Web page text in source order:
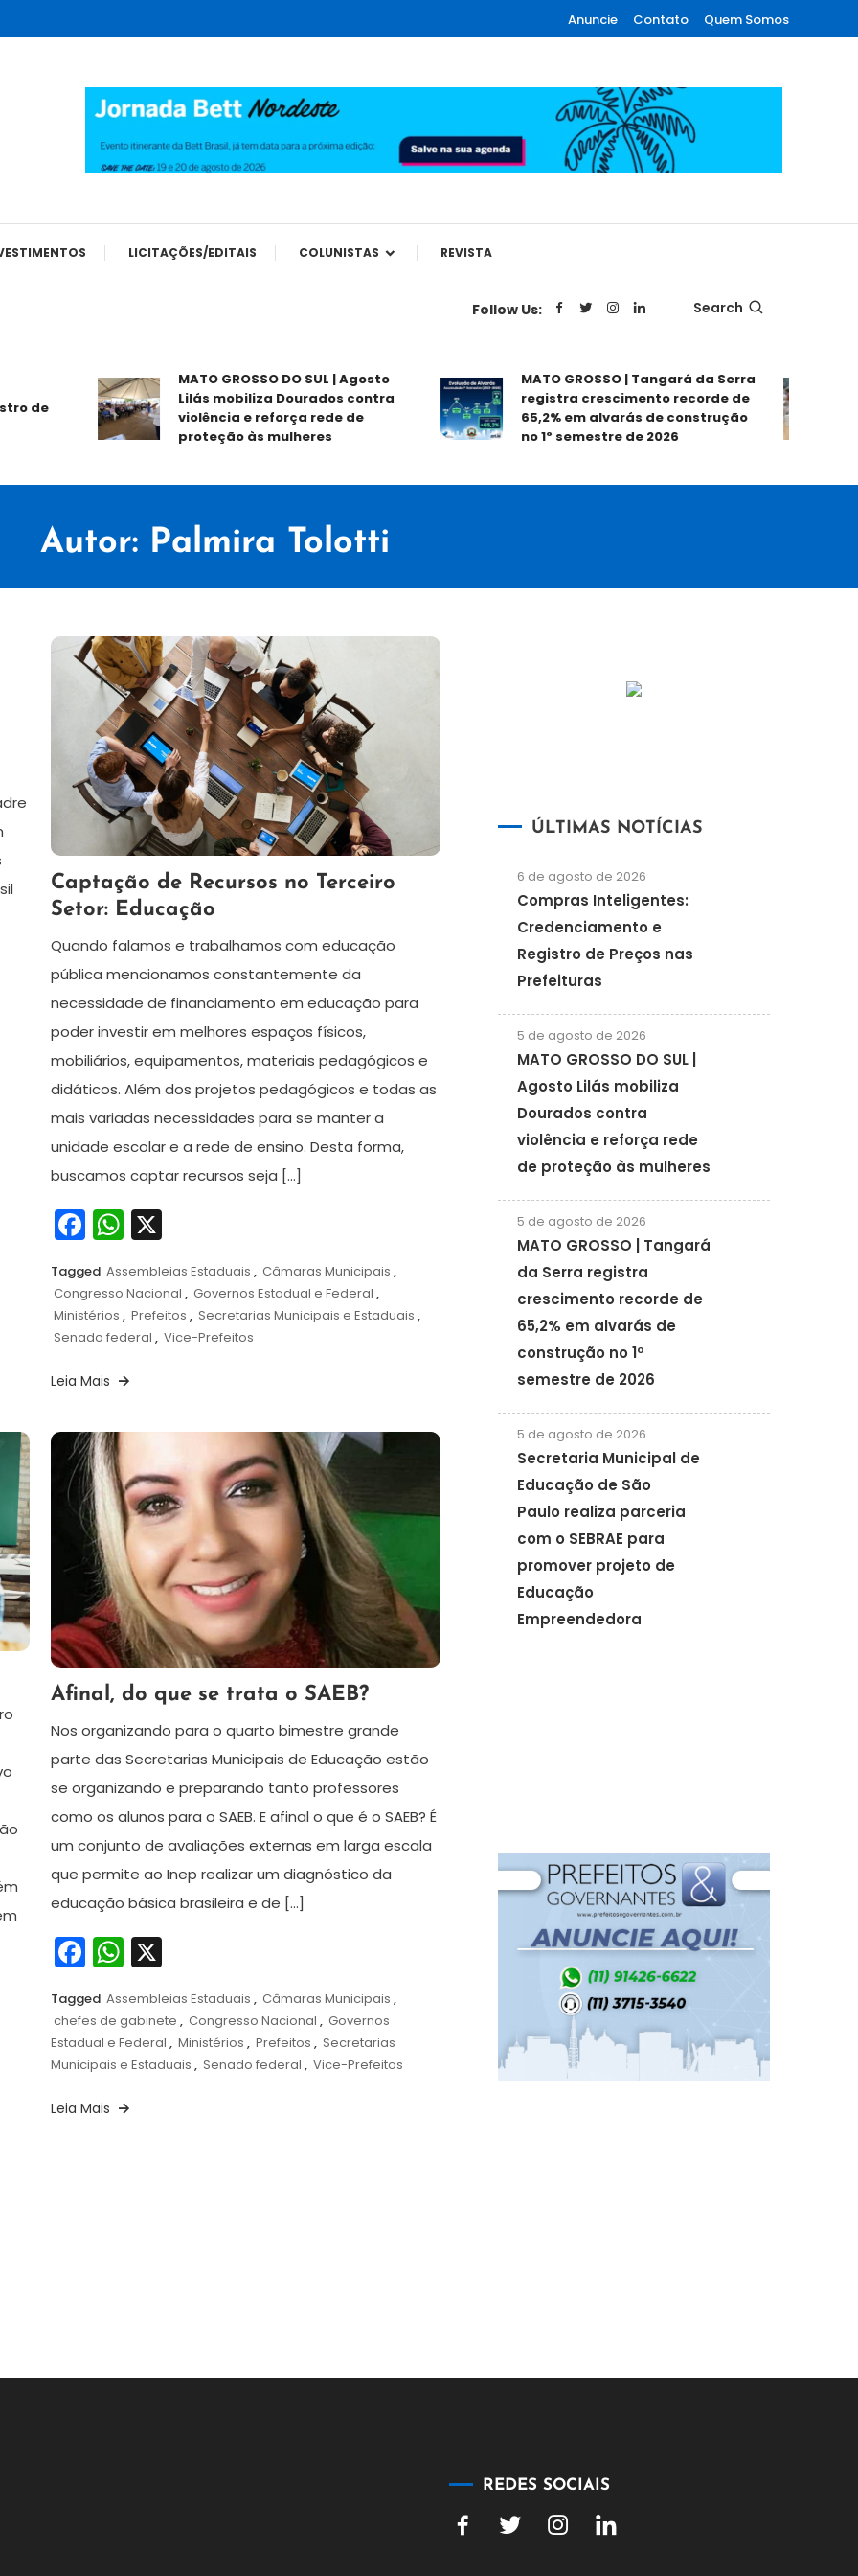
Anuncie Contato Quem Somos
LICITAÇÕES/EDITAIS COLUNISTAS REVISTA
Follow Us: Search
de
MATO GROSSO DO SUL | Agosto
Lilás mobiliza Dourados contra
violência e reforça rede de
proteção às mulheres
MATO GROSSO | Tangará da Serra
registra crescimento recorde de
65,2% em alvarás de construção
no 1º semestre de 2026
Autor: Palmira Tolotti
de
março
de
Palmira
Tolotti
Captação de Recursos no Terceiro
Setor: Educação
Quando falamos e trabalhamos com educação
pública mencionamos constantemente da
necessidade de financiamento em educação para
poder investir em melhores espaços físicos,
mobiliários, equipamentos, materiais pedagógicos e
didáticos. Além dos projetos pedagógicos e todas as
mais variadas necessidades para se manter a
unidade escolar e a rede de ensino. Desta forma,
buscamos captar recursos seja […]
Facebook
WhatsApp
Tagged Assembleias Estaduais , Câmaras Municipais ,
Congresso Nacional , Governos Estadual e Federal ,
Ministérios , Prefeitos , Secretarias Municipais e Estaduais ,
Senado federal , Vice-Prefeitos
Leia Mais
de
outubro
2021
Palmira
Tolotti
Afinal, do que se trata o SAEB?
Nos organizando para o quarto bimestre grande
parte das Secretarias Municipais de Educação estão
se organizando e preparando tanto professores
como os alunos para o SAEB. E afinal o que é o SAEB? É
um conjunto de avaliações externas em larga escala
que permite ao Inep realizar um diagnóstico da
educação básica brasileira e de […]
Facebook
WhatsApp
Tagged Assembleias Estaduais , Câmaras Municipais ,
chefes de gabinete , Congresso Nacional , Governos
Estadual e Federal , Ministérios , Prefeitos , Secretarias
Municipais e Estaduais , Senado federal , Vice-Prefeitos
Leia Mais
ÚLTIMAS NOTÍCIAS
6 de agosto de 2026
Compras Inteligentes:
Credenciamento e
Registro de Preços nas
Prefeituras
5 de agosto de 2026
MATO GROSSO DO SUL |
Agosto Lilás mobiliza
Dourados contra
violência e reforça rede
de proteção às mulheres
5 de agosto de 2026
MATO GROSSO | Tangará
da Serra registra
crescimento recorde de
65,2% em alvarás de
construção no 1º
semestre de 2026
5 de agosto de 2026
Secretaria Municipal de
Educação de São
Paulo realiza parceria
com o SEBRAE para
promover projeto de
Educação
Empreendedora
REDES SOCIAIS